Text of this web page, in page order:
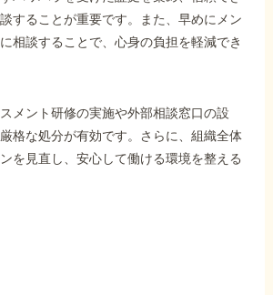
することが重要です。また、早めにメン
相談することで、心身の負担を軽減でき
メント研修の実施や外部相談窓口の設
格な処分が有効です。さらに、組織全体
を見直し、安心して働ける環境を整える